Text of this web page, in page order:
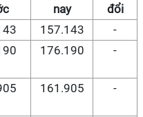
nay
đổi
157.143
-
176.190 -
161.905 -